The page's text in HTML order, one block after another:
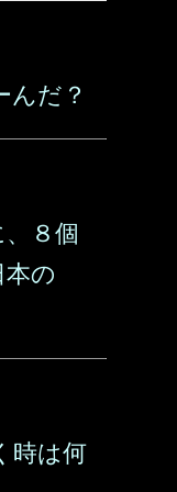
んだ？
８個
の
時は何